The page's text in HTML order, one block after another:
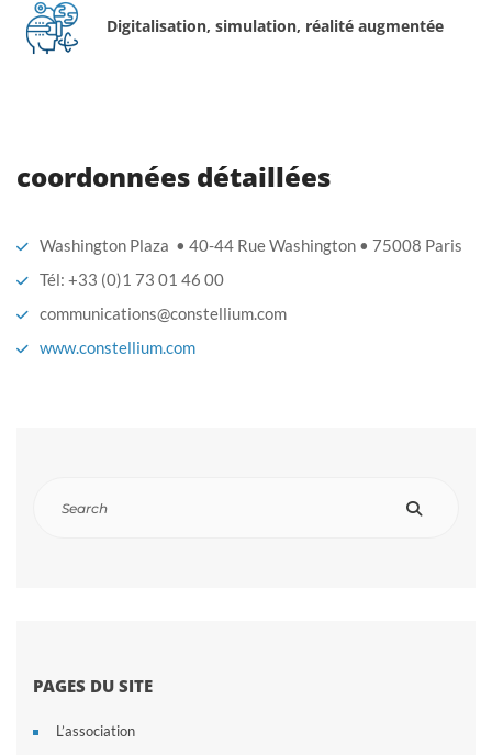
Digitalisation, simulation, réalité augmentée
coordonnées détaillées
Washington Plaza • 40-44 Rue Washington • 75008 Paris
Tél: +33 (0)1 73 01 46 00
communications@constellium.com
www.constellium.com
PAGES DU SITE
L’association